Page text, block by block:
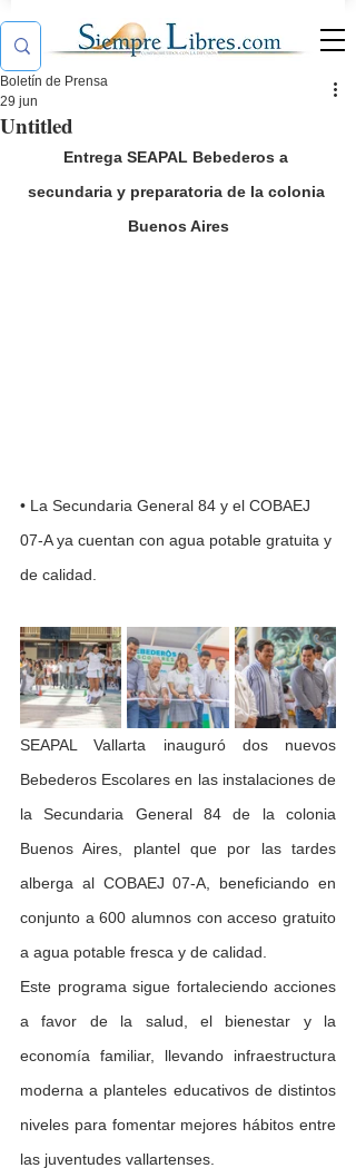
Untitled
Boletín de Prensa
29 jun
Entrega SEAPAL Bebederos a
secundaria y preparatoria de la colonia
Buenos Aires
• La Secundaria General 84 y el COBAEJ
07-A ya cuentan con agua potable gratuita y
de calidad.
SEAPAL Vallarta inauguró dos nuevos
Bebederos Escolares en las instalaciones de
la Secundaria General 84 de la colonia
Buenos Aires, plantel que por las tardes
alberga al COBAEJ 07-A, beneficiando en
conjunto a 600 alumnos con acceso gratuito
a agua potable fresca y de calidad.
Este programa sigue fortaleciendo acciones
a favor de la salud, el bienestar y la
economía familiar, llevando infraestructura
moderna a planteles educativos de distintos
niveles para fomentar mejores hábitos entre
las juventudes vallartenses.